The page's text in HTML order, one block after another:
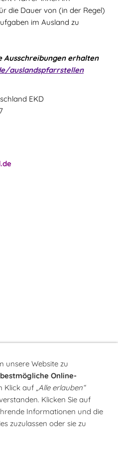
die Dauer von (in der Regel)
im Ausland zu
erhalten
auslandspfarrstellen
EKD
unsere Website zu
bestmögliche Online-
Klick auf „Alle erlauben“
Klicken Sie auf
Informationen und die
zuzulassen oder sie zu